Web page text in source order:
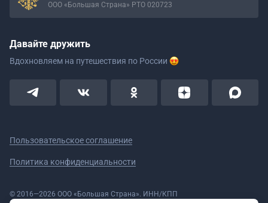
ООО «Большая Страна» РТО 020723
Давайте дружить
Вдохновляем на путешествия по России
Пользовательское соглашение
Политика конфиденциальности
© 2016—2026 ООО «Большая Страна». ИНН/КПП